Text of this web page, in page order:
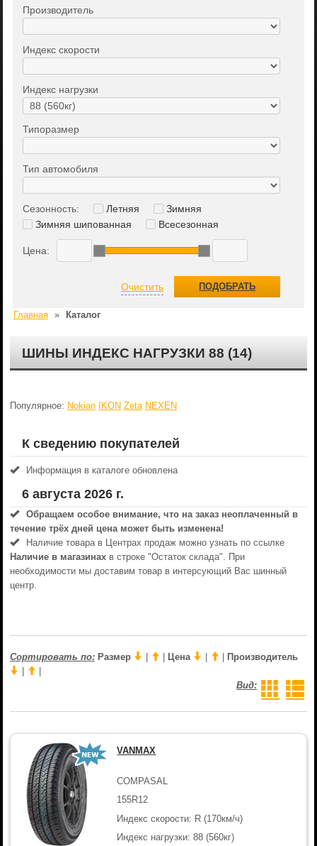
Главная » Каталог
ШИНЫ ИНДЕКС НАГРУЗКИ 88 (14)
Популярное: Nokian IKON Zeta NEXEN
К сведению покупателей
Информация в каталоге обновлена
6 августа 2026 г.
Обращаем особое внимание, что на заказ неоплаченный в
течениe трёх дней цена может быть изменена!
Наличие товара в Центрах продаж можно узнать по ссылке
Наличие в магазинахв строке "Остаток склада". При
необходимости мы доставим товар в интерсующий Вас шинный
центр.
Сортировать по: Размер Цена
Производитель
Вид:
VANMAX
COMPASAL
155R12
Индекс скорости: R (170км/ч)
Индекс нагрузки: 88 (560кг)
Производитель
Индекс скорости
Индекс нагрузки
Типоразмер
Тип автомобиля
Сезонность: Летняя
Зимняя
Зимняя шипованная
Всесезонная
Цена:
Очистить ПОДОБРАТЬ